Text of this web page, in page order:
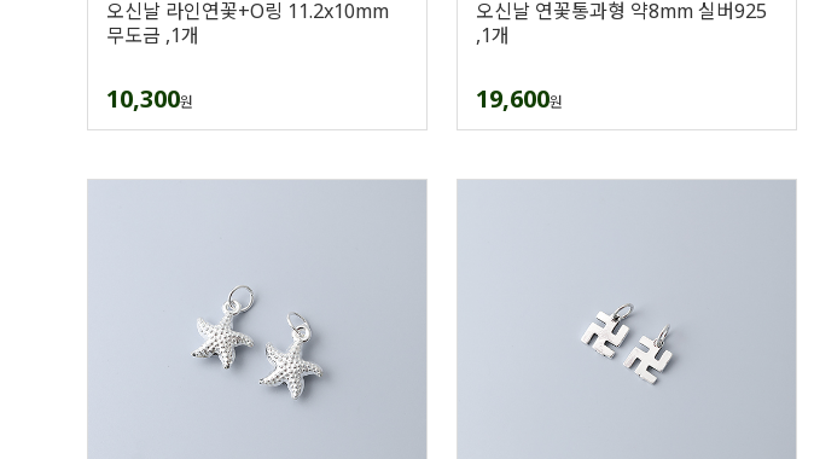
오신날 라인연꽃+O링 11.2x10mm
무도금 ,1개
10,300원
오신날 연꽃통과형 약8mm 실버925
,1개
19,600원